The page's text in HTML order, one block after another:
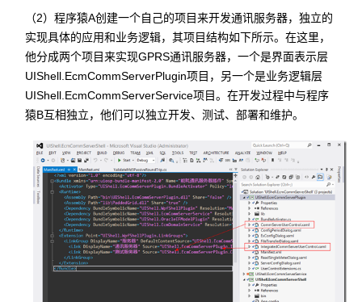
（2）程序猿A创建一个自己的项目来开发通讯服务器，独立的
实现具体的应用和业务逻辑，其项目结构如下所示。在这里，
他分成两个项目来实现GPRS通讯服务器，一个是界面表示层
UIShell.EcmCommServerPlugin项目，另一个是业务逻辑层
UIShell.EcmCommServerService项目。在开发过程中与程序
猿B互相独立，他们可以独立开发、测试、部署和维护。